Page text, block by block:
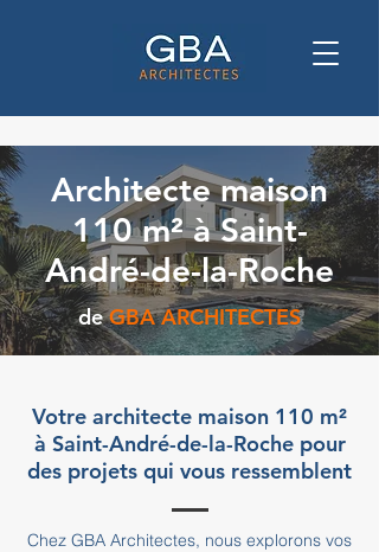
Architecte maison
110 m² à Saint-
André-de-la-Roche
de GBA ARCHITECTES
Votre architecte maison 110 m²
à Saint-André-de-la-Roche pour
des projets qui vous ressemblent
Chez GBA Architectes, nous explorons vos